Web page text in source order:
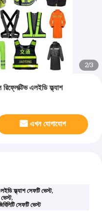
2/3
রিফ্লেক্টিভ এলইডি ফ্ল্যাশ
এখন যোগাযোগ
ফ্ল্যাশ সেফটি ভেস্ট,
ভেস্ট,
সেফটি ভেস্ট